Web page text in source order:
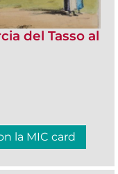
del Tasso al
la MIC card